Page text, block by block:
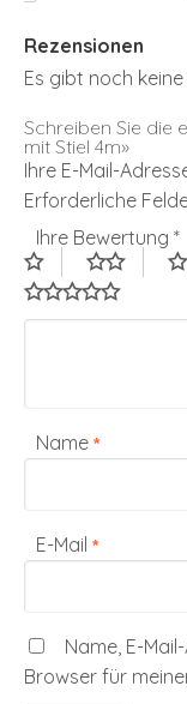
Rezensionen
Es gibt noch
Schreiben Sie die
mit Stiel 4m»
Ihre E-Mail-
Erforderliche
Ihre Bewertung *
Name *
E-Mail *
Name, E-
Browser für